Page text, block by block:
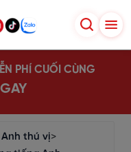
PHÍ CUỐI CÙNG
thú vị>